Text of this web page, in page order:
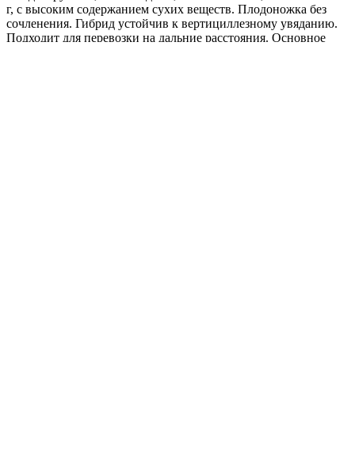
г, с высоким содержанием сухих веществ. Плодоножка без
сочленения. Гибрид устойчив к вертициллезному увяданию.
Подходит для перевозки на дальние расстояния. Основное